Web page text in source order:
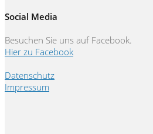
Social Media
Besuchen Sie uns auf Facebook.
Hier zu Facebook
Datenschutz
Impressum